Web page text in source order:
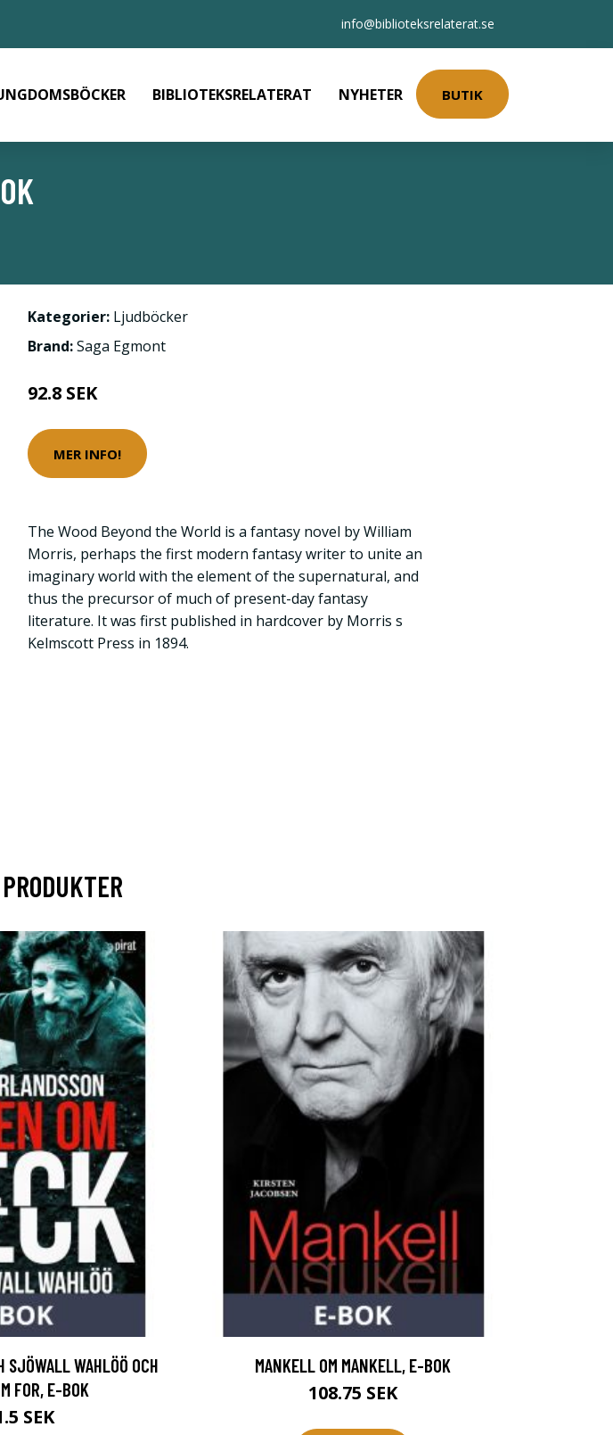
info@biblioteksrelaterat.se
BIBLIOTEKSRELATERAT NYHETER BUTIK
Kategorier: Ljudböcker
Brand:Saga Egmont
92.8 SEK
MER INFO!
The Wood Beyond the World is a fantasy novel by William
Morris, perhaps the first modern fantasy writer to unite an
imaginary world with the element of the supernatural, and
thus the precursor of much of present-day fantasy
literature. It was first published in hardcover by Morris s
Kelmscott Press in 1894.
SJÖWALL WAHLÖÖ OCH
FOR, E-BOK
SEK
MANKELL OM MANKELL, E-BOK
108.75 SEK